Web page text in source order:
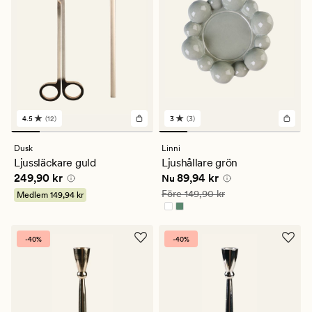
12
omdömen
med
ett
genomsnittligt
betyg
på
4.5
4.5 (12)
Dusk
Ljussläckare guld
Pris 249,90 kr
249,90 kr
Medlem 149,94 kr
3
omdömen
med
ett
genomsnittligt
betyg
på
3
3 (3)
Linni
Ljushållare grön
Nuvarande pris
Nu 89,94 kr
Ordinarie pris 149,90 kr
Före149,90 kr
-40% -40%